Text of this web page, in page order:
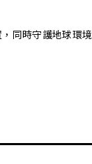
同時守護地球